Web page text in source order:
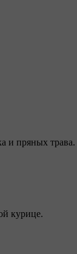
и пряных трава.
курице.